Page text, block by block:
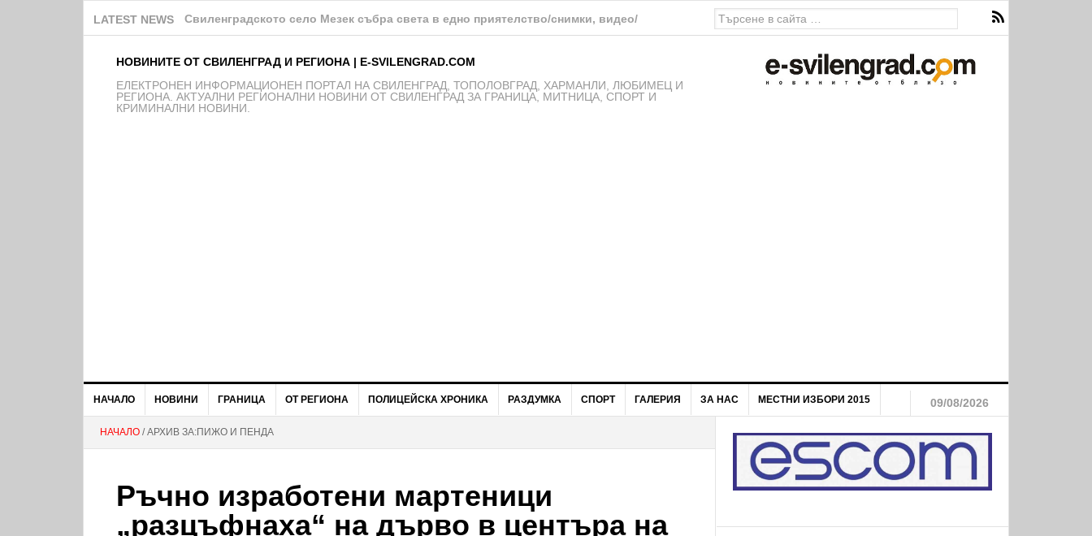
LATEST NEWS Регионална дирекция „Пожарна безопасност и защита на населението“ – Хасково предупреждава за екстремен риск от пожари
НОВИНИТЕ ОТ СВИЛЕНГРАД И РЕГИОНА | E-SVILENGRAD.COM
EЛЕКТРОНЕН ИНФОРМАЦИОНЕН ПОРТАЛ НА СВИЛЕНГРАД, ТОПОЛОВГРАД, ХАРМАНЛИ, ЛЮБИМЕЦ И
РЕГИОНА. АКТУАЛНИ РЕГИОНАЛНИ НОВИНИ ОТ СВИЛЕНГРАД ЗА ГРАНИЦА, МИТНИЦА, СПОРТ И
КРИМИНАЛНИ НОВИНИ.
НАЧАЛО НОВИНИ ГРАНИЦА ОТ РЕГИОНА ПОЛИЦЕЙСКА ХРОНИКА РАЗДУМКА СПОРТ ГАЛЕРИЯ ЗА НАС МЕСТНИ ИЗБОРИ 2015 09/08/2026
НАЧАЛО / АРХИВ ЗА:ПИЖО И ПЕНДА
Ръчно изработени мартеници
„разцъфнаха“ на дърво в центъра на